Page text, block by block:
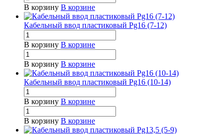
В корзину В корзине
Кабельный ввод пластиковый Pg16 (7-12)
В корзину В корзине
В корзину В корзине
Кабельный ввод пластиковый Pg16 (10-14)
В корзину В корзине
В корзину В корзине